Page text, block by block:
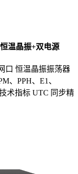
温晶振+双电源
口 恒温晶振振荡器
、PPH、E1、
术指标 UTC 同步精